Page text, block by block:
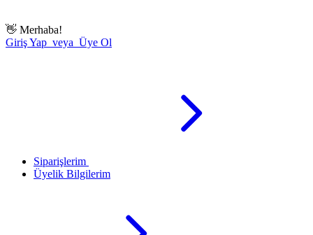
👋 Merhaba!
Giriş Yap veya Üye Ol
Siparişlerim
Üyelik Bilgilerim